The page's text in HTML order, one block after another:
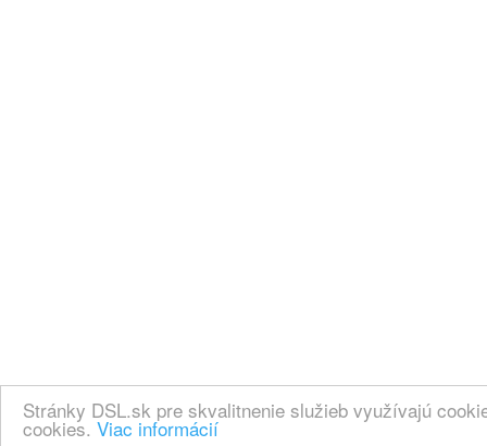
Stránky DSL.sk pre skvalitnenie služieb využívajú
cookies. Viac informácií